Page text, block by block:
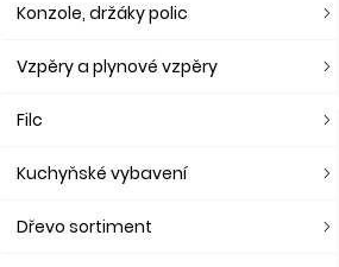
Konzole, držáky polic
Vzpěry a plynové vzpěry
Filc
Kuchyňské vybavení
Dřevo sortiment